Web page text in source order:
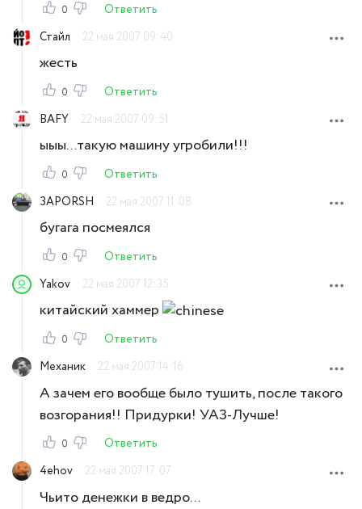
0
Ответить
Стайл
22 мая 2007 09:40
жесть
0
Ответить
BAFY
22 мая 2007 09:51
ыыы...такую машину угробили!!!
0
Ответить
ЗАPORSH
22 мая 2007 11:08
бугага посмеялся
0
Ответить
Yakov
22 мая 2007 12:35
китайский хаммер
0
Ответить
Механик
22 мая 2007 14:16
А зачем его вообще было тушить, после такого
возгорания!! Придурки! УАЗ-Лучше!
0
Ответить
4ehov
22 мая 2007 17:07
Чьито денежки в ведро...